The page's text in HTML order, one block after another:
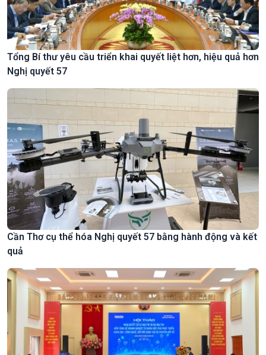
Tổng Bí thư yêu cầu triển khai quyết liệt hơn, hiệu quả hơn
Nghị quyết 57
Cần Thơ cụ thể hóa Nghị quyết 57 bằng hành động và kết
quả